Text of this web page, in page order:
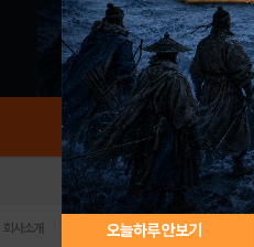
오늘하루 안보기
로그인 PC
회사소개 | 개인정보 처리방침